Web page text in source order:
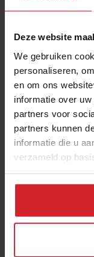
Deze website
We gebruiken
personaliseren,
en om ons
informatie over
partners voor
partners kunnen
informatie die u
verzameld op
Roasted duck